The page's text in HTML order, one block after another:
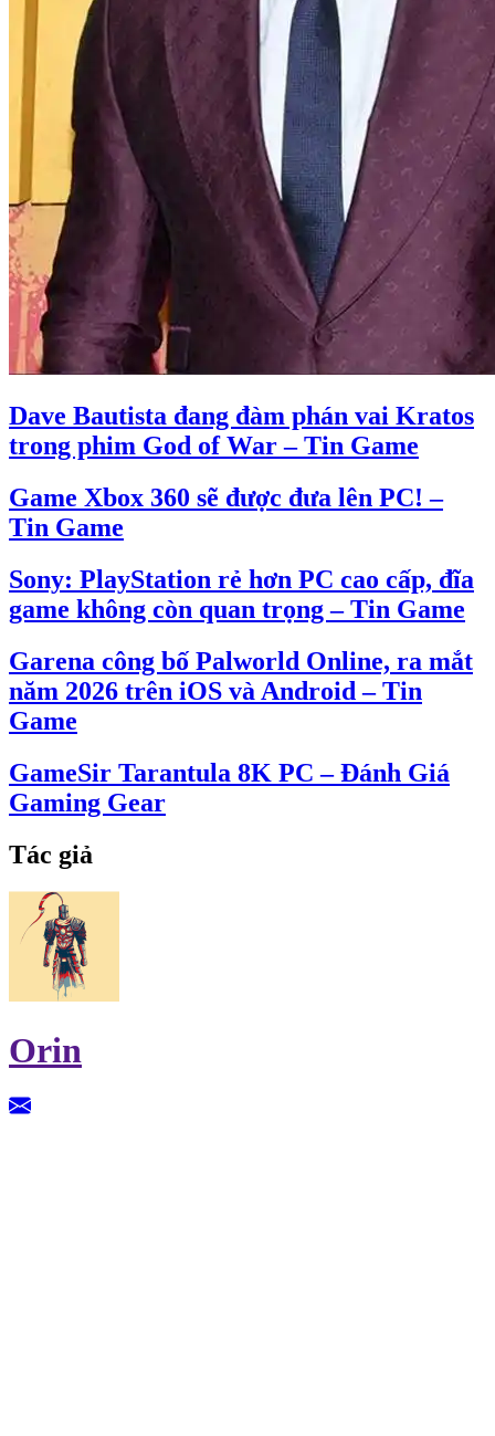
Dave Bautista đang đàm phán vai Kratos
trong phim God of War – Tin Game
Game Xbox 360 sẽ được đưa lên PC! –
Tin Game
Sony: PlayStation rẻ hơn PC cao cấp, đĩa
game không còn quan trọng – Tin Game
Garena công bố Palworld Online, ra mắt
năm 2026 trên iOS và Android – Tin
Game
GameSir Tarantula 8K PC – Đánh Giá
Gaming Gear
Tác giả
Orin